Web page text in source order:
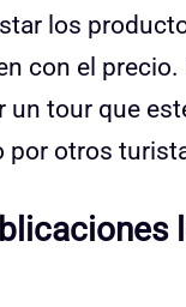
los
con el precio.
un tour que
por otros